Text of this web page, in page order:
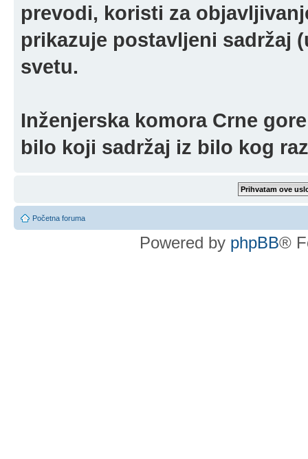
prevodi, koristi za
prikazuje postavljeni sadržaj
svetu.
Inženjerska komora Crne
bilo koji sadržaj iz bilo kog
Početna foruma
Powered by phpBB®